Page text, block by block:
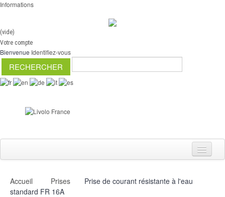
Informations
(vide)
Votre compte
Bienvenue Identifiez-vous
Interrupteurs
Accueil Prises
Prise de courant résistante à l'eau
standard FR 16A